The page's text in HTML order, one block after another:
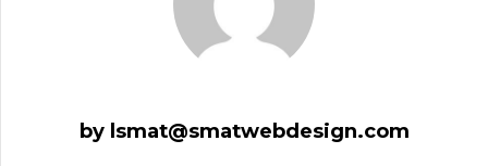
by lsmat@smatwebdesign.com